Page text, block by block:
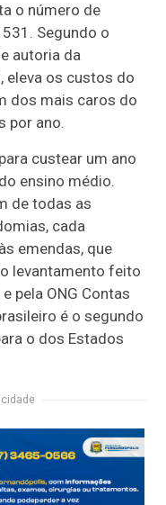
o número de
Segundo o
autoria da
eleva os custos do
dos mais caros do
por ano.
custear um ano
ensino médio.
de todas as
cada
emendas, que
levantamento feito
pela ONG Contas
é o segundo
o dos Estados